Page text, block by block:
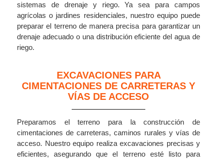
sistemas de drenaje y riego. Ya sea para campos
agrícolas o jardines residenciales, nuestro equipo puede
preparar el terreno de manera precisa para garantizar un
drenaje adecuado o una distribución eficiente del agua de
riego.
EXCAVACIONES PARA
CIMENTACIONES DE CARRETERAS Y
VÍAS DE ACCESO
Preparamos el terreno para la construcción de
cimentaciones de carreteras, caminos rurales y vías de
acceso. Nuestro equipo realiza excavaciones precisas y
eficientes, asegurando que el terreno esté listo para